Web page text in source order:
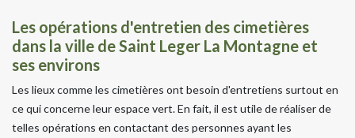
Les opérations d'entretien des cimetières
dans la ville de Saint Leger La Montagne et
ses environs
Les lieux comme les cimetières ont besoin d'entretiens surtout en
ce qui concerne leur espace vert. En fait, il est utile de réaliser de
telles opérations en contactant des personnes ayant les